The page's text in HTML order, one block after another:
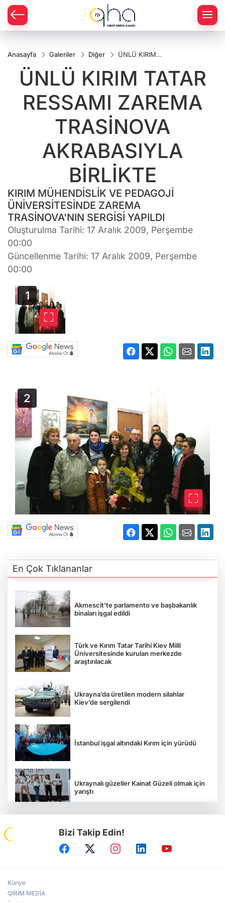
Anasayfa Galeriler Diğer
ÜNLÜ KIRIM
RESSAMI
ZAREMA
TRASİNOVA
AKRABASIYLA
BİRLİKTE
ÜNLÜ KIRIM TATAR
RESSAMI ZAREMA
TRASİNOVA
AKRABASIYLA
BİRLİKTE
KIRIM MÜHENDİSLİK VE PEDAGOJİ
ÜNİVERSİTESİNDE ZAREMA
TRASİNOVA'NIN SERGİSİ YAPILDI
Oluşturulma Tarihi: 17 Aralık 2009, Perşembe
00:00
Güncellenme Tarihi: 17 Aralık 2009, Perşembe
00:00
En Çok Tıklananlar
Akmescit’te parlamento ve başbakanlık
binaları işgal edildi
Türk ve Kırım Tatar Tarihi Kiev Milli
Üniversitesinde kurulan merkezde
araştırılacak
Ukrayna’da üretilen modern silahlar
Kiev’de sergilendi
İstanbul işgal altındaki Kırım için yürüdü
Ukraynalı güzeller Kainat Güzeli olmak için
yarıştı
Tavriya Milli Üniversitesi 100 yaşında
Bizi Takip Edin!
Künye
QIRIM MEDİA